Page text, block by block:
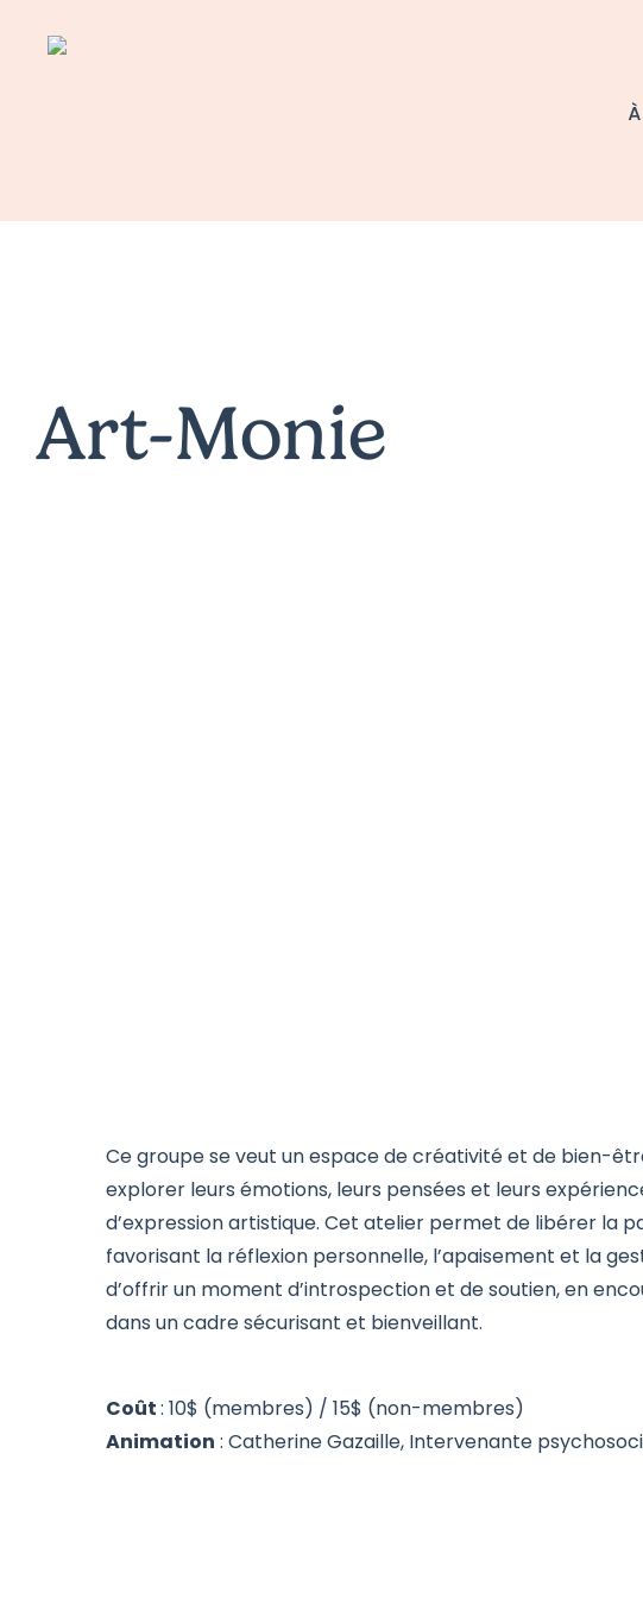
Art-Monie
Ce groupe se veut un espace de créativité et de bien-
explorer leurs émotions, leurs pensées et leurs
d’expression artistique. Cet atelier permet de libérer la
favorisant la réflexion personnelle, l’apaisement et la
d’offrir un moment d’introspection et de soutien, en
dans un cadre sécurisant et bienveillant.
Coût : 10$ (membres) / 15$ (non-membres)
Animation : Catherine Gazaille, Intervenante